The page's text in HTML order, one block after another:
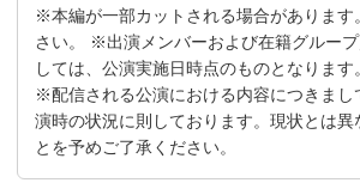
※本編が一部カットされる場合があります
さい。 ※出演メンバーおよび在籍グルー
しては、公演実施日時点のものとなります
※配信される公演における内容につきまし
演時の状況に則しております。現状とは異
とを予めご了承ください。